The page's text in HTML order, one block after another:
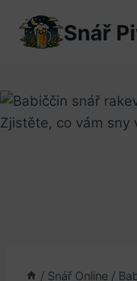
obsah
Snář
/ Snář Online /